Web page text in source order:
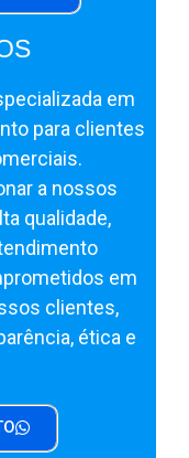
em
para clientes
a nossos
qualidade,
em
clientes,
ética e